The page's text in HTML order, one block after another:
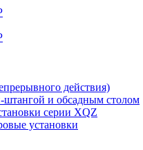
действия)
штангой и обсадным столом
серии XQZ
установки